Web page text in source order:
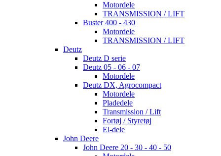
Motordele
TRANSMISSION / LIFT
Buster 400 - 430
Motordele
TRANSMISSION / LIFT
Deutz
Deutz D serie
Deutz 05 - 06 - 07
Motordele
Deutz DX, Agrocompact
Motordele
Pladedele
Transmission / Lift
Fortøj / Styretøj
El-dele
John Deere
John Deere 20 - 30 - 40 - 50